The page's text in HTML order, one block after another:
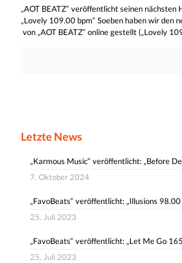
„AOT BEATZ“ veröffentlicht seinen nächsten
„Lovely 109.00 bpm“ Soeben haben wir den
von „AOT BEATZ“ online gestellt („Lovely
Letzte News
„Karmous Music“ veröffentlicht: „Before
7. Oktober 2024
„FavoBeats“ veröffentlicht: „Illusions 98.00
25. Juli 2023
„FavoBeats“ veröffentlicht: „Let Me Go
25. Juli 2023